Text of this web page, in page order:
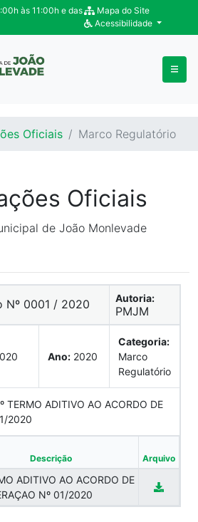
às 11:00h e das
Mapa do Site
Acessibilidade
Oficiais Marco Regulatório
Oficiais
de João Monlevade
Nº 0001 / 2020 Autoria:
PMJM
Ano: 2020
Categoria:
Marco
Regulatório
TERMO ADITIVO AO ACORDO DE
2020
Descrição Arquivo
ADITIVO AO ACORDO DE
Nº 01/2020